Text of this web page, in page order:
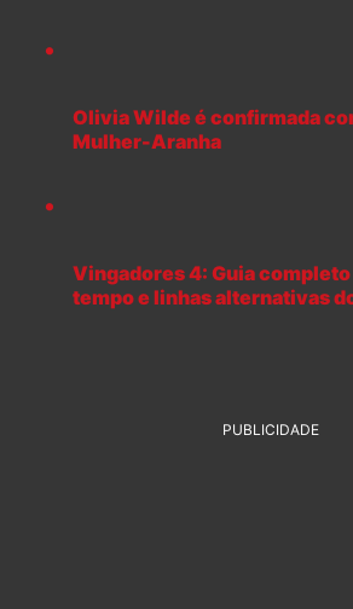
Olivia Wilde é confirmada
Mulher-Aranha
Vingadores 4: Guia
tempo e linhas alternativas
PUBLICIDADE